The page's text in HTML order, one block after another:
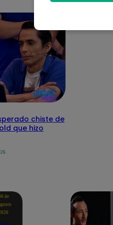
chiste de
que hizo
de